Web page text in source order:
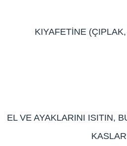
KIYAFETİNE
EL VE AYAKLARINI ISITIN,